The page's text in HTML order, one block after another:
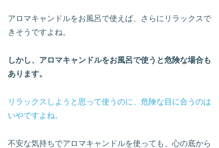
アロマキャンドルをお風呂で使えば、さらにリラックスで
きそうですよね。
しかし、アロマキャンドルをお風呂で使うと危険な場合も
あります。
リラックスしようと思って使うのに、危険な目に合うのは
いやですよね。
不安な気持ちでアロマキャンドルを使っても、心の底から